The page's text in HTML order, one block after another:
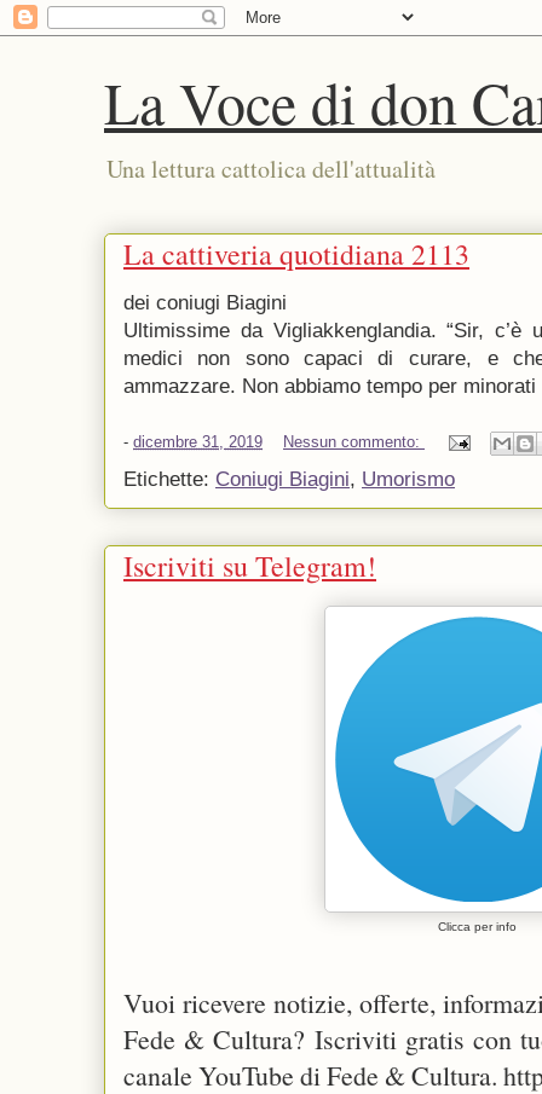
La Voce di don
Una lettura cattolica dell'attualità
La cattiveria quotidiana 2113
dei coniugi Biagini
Ultimissime da Vigliakkenglandia. “Sir,
medici non sono capaci di curare, e che
ammazzare. Non abbiamo tempo per
- dicembre 31, 2019 Nessun commento:
Etichette: Coniugi Biagini, Umorismo
Iscriviti su Telegram!
Clicca per info
Vuoi ricevere notizie, offerte,
Fede & Cultura? Iscriviti gratis con
canale YouTube di Fede & Cultura.